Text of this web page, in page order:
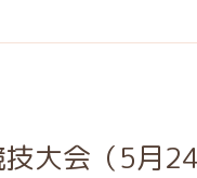
大会（5月